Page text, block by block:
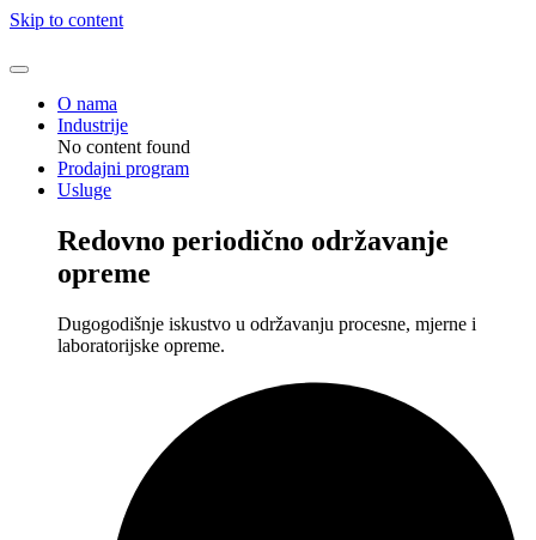
Skip to content
O nama
Industrije
No content found
Prodajni program
Usluge
Redovno periodično održavanje
opreme
Dugogodišnje iskustvo u održavanju procesne, mjerne i
laboratorijske opreme.